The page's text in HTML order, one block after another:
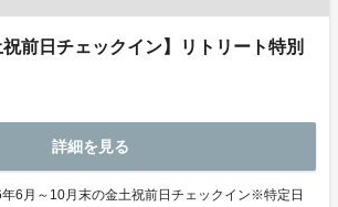
祝前日チェックイン】リトリート特別
詳細を見る
6月～10月末の金土祝前日チェックイン※特定日